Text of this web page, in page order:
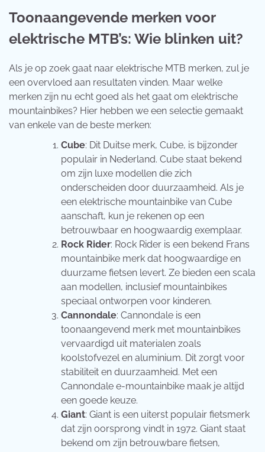
Toonaangevende merken voor
elektrische MTB’s: Wie blinken uit?
Als je op zoek gaat naar elektrische MTB merken, zul je
een overvloed aan resultaten vinden. Maar welke
merken zijn nu echt goed als het gaat om elektrische
mountainbikes? Hier hebben we een selectie gemaakt
van enkele van de beste merken:
Cube: Dit Duitse merk, Cube, is bijzonder
populair in Nederland. Cube staat bekend
om zijn luxe modellen die zich
onderscheiden door duurzaamheid. Als je
een elektrische mountainbike van Cube
aanschaft, kun je rekenen op een
betrouwbaar en hoogwaardig exemplaar.
Rock Rider: Rock Rider is een bekend Frans
mountainbike merk dat hoogwaardige en
duurzame fietsen levert. Ze bieden een scala
aan modellen, inclusief mountainbikes
speciaal ontworpen voor kinderen.
Cannondale: Cannondale is een
toonaangevend merk met mountainbikes
vervaardigd uit materialen zoals
koolstofvezel en aluminium. Dit zorgt voor
stabiliteit en duurzaamheid. Met een
Cannondale e-mountainbike maak je altijd
een goede keuze.
Giant: Giant is een uiterst populair fietsmerk
dat zijn oorsprong vindt in 1972. Giant staat
bekend om zijn betrouwbare fietsen,